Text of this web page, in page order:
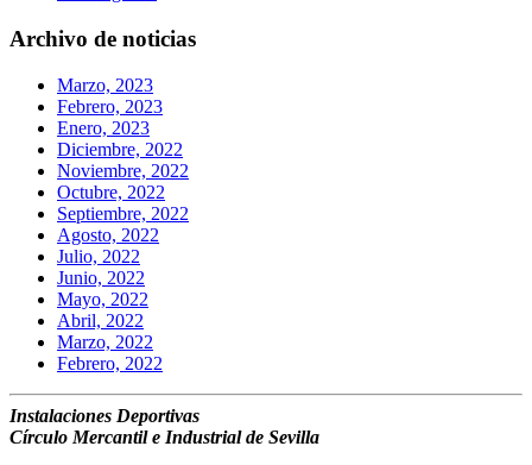
Archivo de noticias
Marzo, 2023
Febrero, 2023
Enero, 2023
Diciembre, 2022
Noviembre, 2022
Octubre, 2022
Septiembre, 2022
Agosto, 2022
Julio, 2022
Junio, 2022
Mayo, 2022
Abril, 2022
Marzo, 2022
Febrero, 2022
Instalaciones Deportivas
Círculo Mercantil e Industrial de Sevilla